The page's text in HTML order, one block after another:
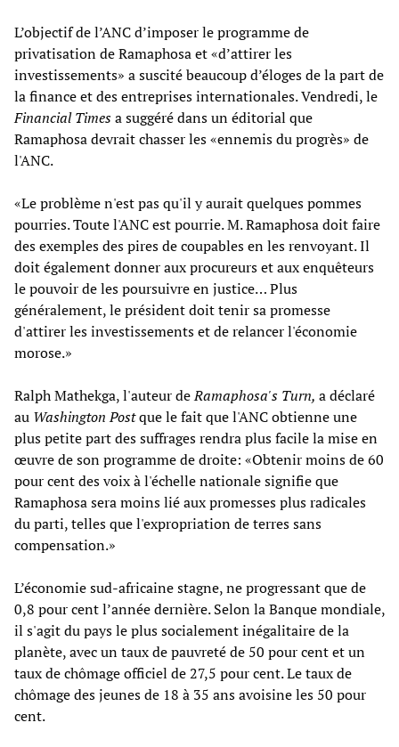
L’objectif de l’ANC d’imposer le programme de
privatisation de Ramaphosa et «d’attirer les
investissements» a suscité beaucoup d’éloges de la part de
la finance et des entreprises internationales. Vendredi, le
Financial Timesa suggéré dans un éditorial que
Ramaphosa devrait chasser les «ennemis du progrès» de
l'ANC.
«Le problème n'est pas qu'il y aurait quelques pommes
pourries. Toute l'ANC est pourrie. M. Ramaphosa doit faire
des exemples des pires de coupables en les renvoyant. Il
doit également donner aux procureurs et aux enquêteurs
le pouvoir de les poursuivre en justice… Plus
généralement, le président doit tenir sa promesse
d'attirer les investissements et de relancer l'économie
morose.»
Ralph Mathekga, l'auteur deRamaphosa's Turn, a déclaré
au Washington Postque le fait que l'ANC obtienne une
plus petite part des suffrages rendra plus facile la mise en
œuvre de son programme de droite: «Obtenir moins de 60
pour cent des voix à l'échelle nationale signifie que
Ramaphosa sera moins lié aux promesses plus radicales
du parti, telles que l'expropriation de terres sans
compensation.»
L’économie sud-africaine stagne, ne progressant que de
0,8 pour cent l’année dernière. Selon la Banque mondiale,
il s'agit du pays le plus socialement inégalitaire de la
planète, avec un taux de pauvreté de 50 pour cent et un
taux de chômage officiel de 27,5 pour cent. Le taux de
chômage des jeunes de 18 à 35 ans avoisine les 50 pour
cent.